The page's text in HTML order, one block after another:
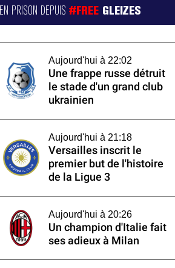
EN PRISON DEPUIS#FREE GLEIZES
Aujourd'hui à 22:02
Une frappe russe détruit
le stade d'un grand club
ukrainien
Aujourd'hui à 21:18
Versailles inscrit le
premier but de l'histoire
de la Ligue 3
Aujourd'hui à 20:26
Un champion d'Italie fait
ses adieux à Milan